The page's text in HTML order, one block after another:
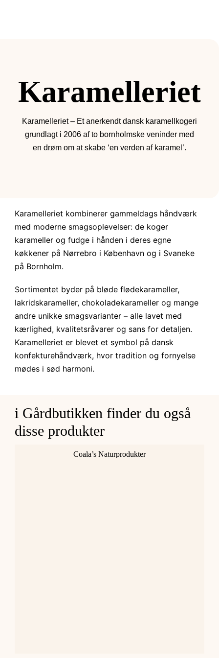
Karamelleriet
Karamelleriet – Et anerkendt dansk karamellkogeri
grundlagt i 2006 af to bornholmske veninder med
en drøm om at skabe ‘en verden af karamel’.
Karamelleriet kombinerer gammeldags håndværk
med moderne smagsoplevelser: de koger
karameller og fudge i hånden i deres egne
køkkener på Nørrebro i København og i Svaneke
på Bornholm.
Sortimentet byder på bløde flødekarameller,
lakridskarameller, chokoladekarameller og mange
andre unikke smagsvarianter – alle lavet med
kærlighed, kvalitetsråvarer og sans for detaljen.
Karamelleriet er blevet et symbol på dansk
konfekturehåndværk, hvor tradition og fornyelse
mødes i sød harmoni.
i Gårdbutikken finder du også
disse produkter
Coala’s Naturprodukter